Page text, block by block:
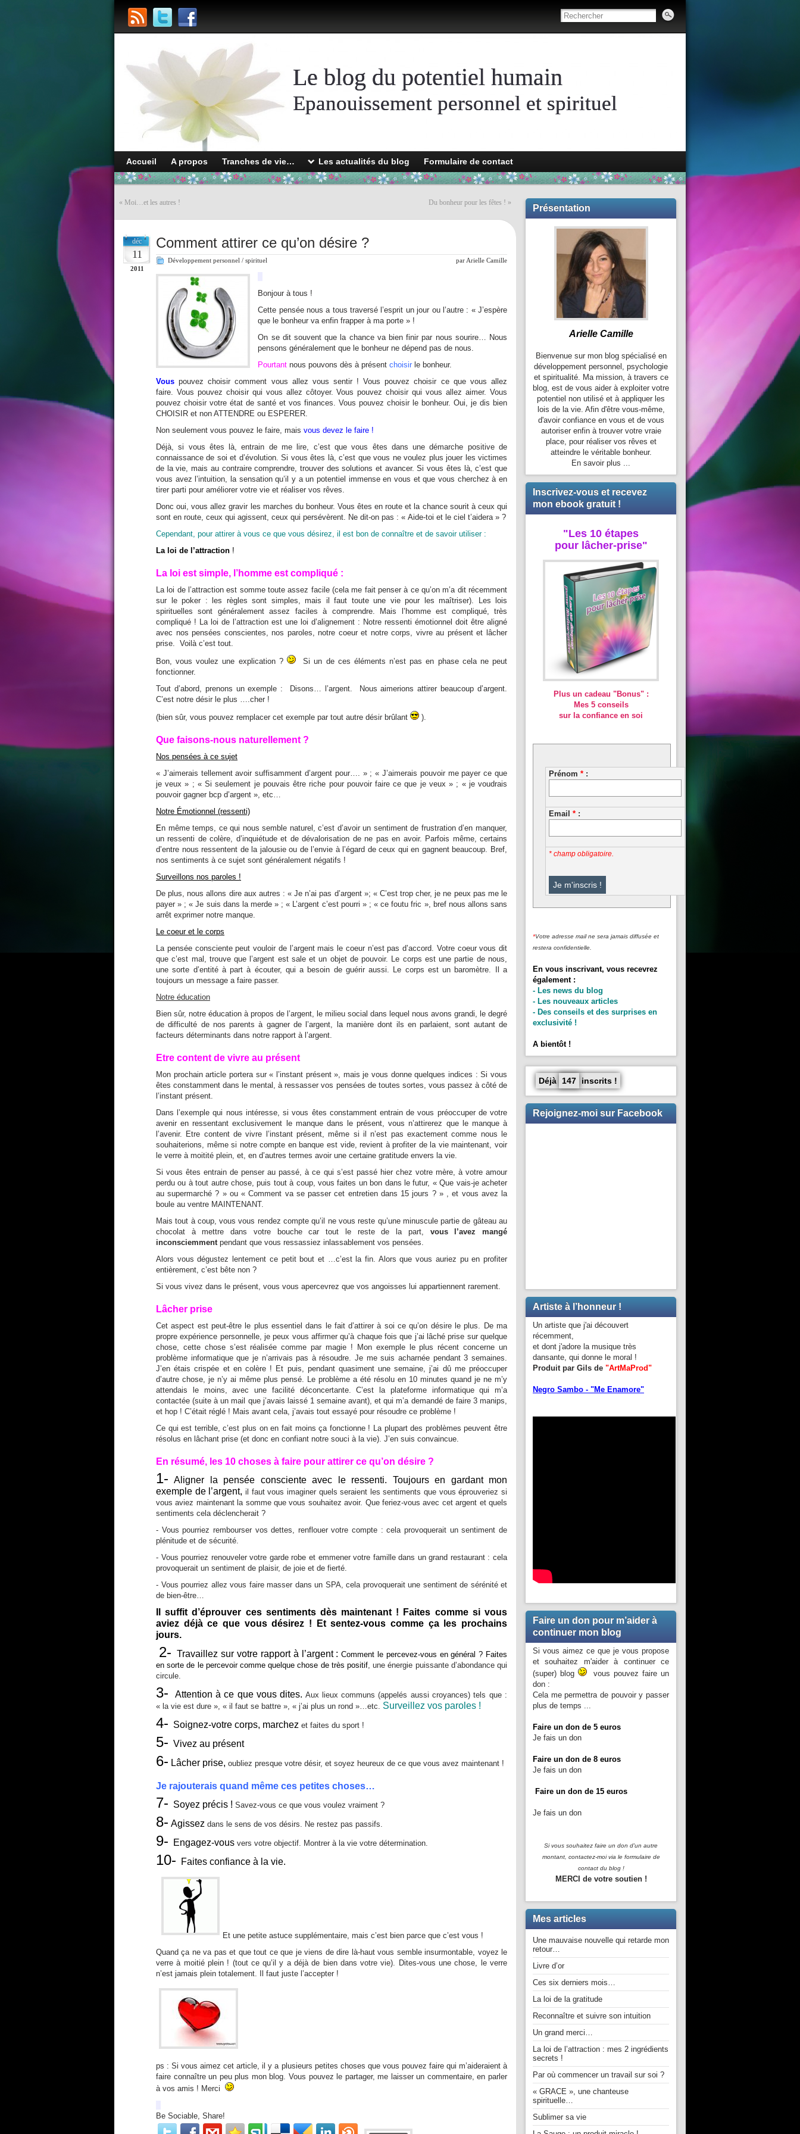
Le blog du potentiel humain
Epanouissement personnel et spirituel
Accueil A propos Tranches de vie… Les actualités du blog Formulaire de contact
« Moi…et les autres ! Du bonheur pour les fêtes ! »
déc
11
2011
Comment attirer ce qu’on désire ?
Développement personnel / spirituel par Arielle Camille
Bonjour à tous !
Cette pensée nous a tous traversé l’esprit un jour ou l’autre : « J’espère
que le bonheur va enfin frapper à ma porte » !
On se dit souvent que la chance va bien finir par nous sourire… Nous
pensons généralement que le bonheur ne dépend pas de nous.
Pourtantnous pouvons dès à présentchoisir le bonheur.
Vous pouvez choisir comment vous allez vous sentir ! Vous pouvez choisir ce que vous allez
faire. Vous pouvez choisir qui vous allez côtoyer. Vous pouvez choisir qui vous allez aimer. Vous
pouvez choisir votre état de santé et vos finances. Vous pouvez choisir le bonheur. Oui, je dis bien
CHOISIR et non ATTENDRE ou ESPERER.
Non seulement vous pouvez le faire, mais vous devez le faire !
Déjà, si vous êtes là, entrain de me lire, c’est que vous êtes dans une démarche positive de
connaissance de soi et d’évolution. Si vous êtes là, c’est que vous ne voulez plus jouer les victimes
de la vie, mais au contraire comprendre, trouver des solutions et avancer. Si vous êtes là, c’est que
vous avez l’intuition, la sensation qu’il y a un potentiel immense en vous et que vous cherchez à en
tirer parti pour améliorer votre vie et réaliser vos rêves.
Donc oui, vous allez gravir les marches du bonheur. Vous êtes en route et la chance sourit à ceux qui
sont en route, ceux qui agissent, ceux qui persévèrent. Ne dit-on pas : « Aide-toi et le ciel t’aidera » ?
Cependant, pour attirer à vous ce que vous désirez, il est bon de connaître et de savoir utiliser :
La loi de l’attraction !
La loi est simple, l’homme est compliqué :
La loi de l’attraction est somme toute assez facile (cela me fait penser à ce qu’on m’a dit récemment
sur le poker : les règles sont simples, mais il faut toute une vie pour les maîtriser). Les lois
spirituelles sont généralement assez faciles à comprendre. Mais l’homme est compliqué, très
compliqué ! La loi de l’attraction est une loi d’alignement : Notre ressenti émotionnel doit être aligné
avec nos pensées conscientes, nos paroles, notre coeur et notre corps, vivre au présent et lâcher
prise. Voilà c’est tout.
Bon, vous voulez une explication ?
Si un de ces éléments n’est pas en phase cela ne peut
fonctionner.
Tout d’abord, prenons un exemple : Disons… l’argent. Nous aimerions attirer beaucoup d’argent.
C’est notre désir le plus ….cher !
(bien sûr, vous pouvez remplacer cet exemple par tout autre désir brûlant
).
Que faisons-nous naturellement ?
Nos pensées à ce sujet
« J’aimerais tellement avoir suffisamment d’argent pour…. » ; « J’aimerais pouvoir me payer ce que
je veux » ; « Si seulement je pouvais être riche pour pouvoir faire ce que je veux » ; « je voudrais
pouvoir gagner bcp d’argent », etc…
Notre Émotionnel (ressenti)
En même temps, ce qui nous semble naturel, c’est d’avoir un sentiment de frustration d’en manquer,
un ressenti de colère, d’inquiétude et de dévalorisation de ne pas en avoir. Parfois même, certains
d’entre nous ressentent de la jalousie ou de l’envie à l’égard de ceux qui en gagnent beaucoup. Bref,
nos sentiments à ce sujet sont généralement négatifs !
Surveillons nos paroles !
De plus, nous allons dire aux autres : « Je n’ai pas d’argent »; « C’est trop cher, je ne peux pas me le
payer » ; « Je suis dans la merde » ; « L’argent c’est pourri » ; « ce foutu fric », bref nous allons sans
arrêt exprimer notre manque.
Le coeur et le corps
La pensée consciente peut vouloir de l’argent mais le coeur n’est pas d’accord. Votre coeur vous dit
que c’est mal, trouve que l’argent est sale et un objet de pouvoir. Le corps est une partie de nous,
une sorte d’entité à part à écouter, qui a besoin de guérir aussi. Le corps est un baromètre. Il a
toujours un message a faire passer.
Notre éducation
Bien sûr, notre éducation à propos de l’argent, le milieu social dans lequel nous avons grandi, le degré
de difficulté de nos parents à gagner de l’argent, la manière dont ils en parlaient, sont autant de
facteurs déterminants dans notre rapport à l’argent.
Etre content de vivre au présent
Mon prochain article portera sur « l’instant présent », mais je vous donne quelques indices : Si vous
êtes constamment dans le mental, à ressasser vos pensées de toutes sortes, vous passez à côté de
l’instant présent.
Dans l’exemple qui nous intéresse, si vous êtes constamment entrain de vous préoccuper de votre
avenir en ressentant exclusivement le manque dans le présent, vous n’attirerez que le manque à
l’avenir. Etre content de vivre l’instant présent, même si il n’est pas exactement comme nous le
souhaiterions, même si notre compte en banque est vide, revient à profiter de la vie maintenant, voir
le verre à moitité plein, et, en d’autres termes avoir une certaine gratitude envers la vie.
Si vous êtes entrain de penser au passé, à ce qui s’est passé hier chez votre mère, à votre amour
perdu ou à tout autre chose, puis tout à coup, vous faites un bon dans le futur, « Que vais-je acheter
au supermarché ? » ou « Comment va se passer cet entretien dans 15 jours ? » , et vous avez la
boule au ventre MAINTENANT.
Mais tout à coup, vous vous rendez compte qu’il ne vous reste qu’une minuscule partie de gâteau au
chocolat à mettre dans votre bouche car tout le reste de la part, vous l’avez mangé
inconsciemmentpendant que vous ressassiez inlassablement vos pensées.
Alors vous dégustez lentement ce petit bout et …c’est la fin. Alors que vous auriez pu en profiter
entièrement, c’est bête non ?
Si vous vivez dans le présent, vous vous apercevrez que vos angoisses lui appartiennent rarement.
Lâcher prise
Cet aspect est peut-être le plus essentiel dans le fait d’attirer à soi ce qu’on désire le plus. De ma
propre expérience personnelle, je peux vous affirmer qu’à chaque fois que j’ai lâché prise sur quelque
chose, cette chose s’est réalisée comme par magie ! Mon exemple le plus récent concerne un
problème informatique que je n’arrivais pas à résoudre. Je me suis acharnée pendant 3 semaines.
J’en étais crispée et en colère ! Et puis, pendant quasiment une semaine, j’ai dû me préoccuper
d’autre chose, je n’y ai même plus pensé. Le problème a été résolu en 10 minutes quand je ne m’y
attendais le moins, avec une facilité déconcertante. C’est la plateforme informatique qui m’a
contactée (suite à un mail que j’avais laissé 1 semaine avant), et qui m’a demandé de faire 3 manips,
et hop ! C’était réglé ! Mais avant cela, j’avais tout essayé pour résoudre ce problème !
Ce qui est terrible, c’est plus on en fait moins ça fonctionne ! La plupart des problèmes peuvent être
résolus en lâchant prise (et donc en confiant notre souci à la vie). J’en suis convaincue.
En résumé, les 10 choses à faire pour attirer ce qu’on désire ?
1- Aligner la pensée consciente avec le ressenti. Toujours en gardant mon
exemple de l’argent, il faut vous imaginer quels seraient les sentiments que vous éprouveriez si
vous aviez maintenant la somme que vous souhaitez avoir. Que feriez-vous avec cet argent et quels
sentiments cela déclencherait ?
- Vous pourriez rembourser vos dettes, renflouer votre compte : cela provoquerait un sentiment de
plénitude et de sécurité.
- Vous pourriez renouveler votre garde robe et emmener votre famille dans un grand restaurant : cela
provoquerait un sentiment de plaisir, de joie et de fierté.
- Vous pourriez allez vous faire masser dans un SPA, cela provoquerait une sentiment de sérénité et
de bien-être…
Il suffit d’éprouver ces sentiments dès maintenant ! Faites comme si vous
aviez déjà ce que vous désirez ! Etsentez-vous comme ça les prochains
jours.
2- Travaillez sur votre rapport à l’argent : Comment le percevez-vous en général ? Faites
en sorte de le percevoir comme quelque chose de très positif, une énergie puissante d’abondance qui
circule.
3- Attention à ce que vous dites. Aux lieux communs (appelés aussi croyances) tels que :
« la vie est dure », « il faut se battre », « j’ai plus un rond »…etc. Surveillez vos paroles !
4- Soignez-votre corps, marchez et faites du sport !
5- Vivez au présent
6- Lâcher prise, oubliez presque votre désir, et soyez heureux de ce que vous avez maintenant !
Je rajouterais quand même ces petites choses…
7- Soyez précis ! Savez-vous ce que vous voulez vraiment ?
8- Agissez dans le sens de vos désirs. Ne restez pas passifs.
9- Engagez-vous vers votre objectif. Montrer à la vie votre détermination.
10- Faites confiance à la vie.
Et une petite astuce supplémentaire, mais c’est bien parce que c’est vous !
Quand ça ne va pas et que tout ce que je viens de dire là-haut vous semble insurmontable, voyez le
verre à moitié plein ! (tout ce qu’il y a déjà de bien dans votre vie). Dites-vous une chose, le verre
n’est jamais plein totalement. Il faut juste l’accepter !
ps : Si vous aimez cet article, il y a plusieurs petites choses que vous pouvez faire qui m’aideraient à
faire connaître un peu plus mon blog. Vous pouvez le partager, me laisser un commentaire, en parler
à vos amis ! Merci
Be Sociable, Share!
Présentation
Arielle Camille
Bienvenue sur mon blog spécialisé en
développement personnel, psychologie
et spiritualité. Ma mission, à travers ce
blog, est de vous aider à exploiter votre
potentiel non utilisé et à appliquer les
lois de la vie. Afin d'être vous-même,
d'avoir confiance en vous et de vous
autoriser enfin à trouver votre vraie
place, pour réaliser vos rêves et
atteindre le véritable bonheur.
En savoir plus ...
Inscrivez-vous et recevez
mon ebook gratuit !
"Les 10 étapes
pour lâcher-prise"
Plus un cadeau "Bonus" :
Mes 5 conseils
sur la confiance en soi
Prénom * :
Email * :
* champ obligatoire.
*Votre adresse mail ne sera jamais diffusée et
restera confidentielle.
En vous inscrivant, vous recevrez
également :
- Les news du blog
- Les nouveaux articles
- Des conseils et des surprises en
exclusivité !
A bientôt !
Déjà 147 inscrits !
Rejoignez-moi sur Facebook
Artiste à l’honneur !
Un artiste que j'ai découvert
récemment,
et dont j'adore la musique très
dansante, qui donne le moral !
Produit par Gils de "ArtMaProd"
Negro Sambo - "Me Enamore"
Faire un don pour m’aider à
continuer mon blog
Si vous aimez ce que je vous propose
et souhaitez m'aider à continuer ce
(super) blog
vous pouvez faire un
don :
Cela me permettra de pouvoir y passer
plus de temps ...
Faire un don de 5 euros
Je fais un don
Faire un don de 8 euros
Je fais un don
Faire un don de 15 euros
Je fais un don
Si vous souhaitez faire un don d'un autre
montant, contactez-moivia le formulaire de
contact du blog !
MERCI de votre soutien !
Mes articles
Une mauvaise nouvelle qui retarde mon
retour…
Livre d’or
Ces six derniers mois…
La loi de la gratitude
Reconnaître et suivre son intuition
Un grand merci…
La loi de l’attraction : mes 2 ingrédients
secrets !
Par où commencer un travail sur soi ?
« GRACE », une chanteuse
spirituelle…
Sublimer sa vie